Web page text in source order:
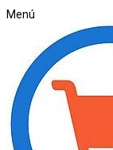
Menú